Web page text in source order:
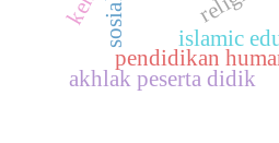
islamic
pendidikan
akhlak peserta didik
sosial